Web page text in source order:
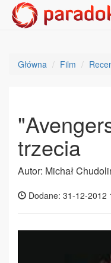
Główna Film
trzecia
Autor: Michał
Dodane: 31-12-2012